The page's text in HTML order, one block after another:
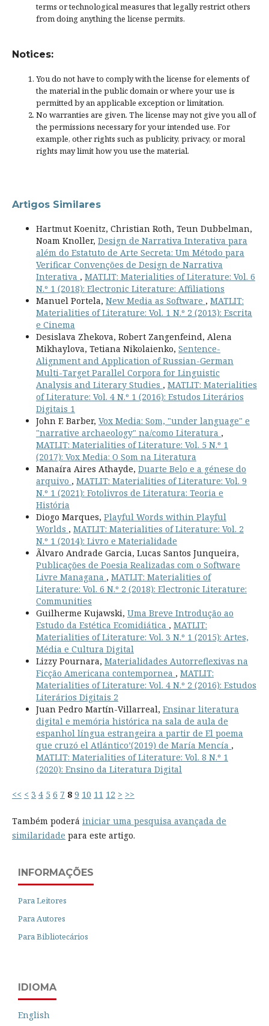
terms ortechnological measuresthat legally restrict others
from doing anything the license permits.
Notices:
You do not have to comply with the license for elements of
the material in the public domain or where your use is
permitted by an applicable exception or limitation.
No warranties are given. The license may not give you all of
the permissions necessary for your intended use. For
example, other rights such as publicity, privacy, or moral
rights may limit how you use the material.
Artigos Similares
Hartmut Koenitz, Christian Roth, Teun Dubbelman,
Noam Knoller, Design de Narrativa Interativa para
além do Estatuto de Arte Secreta: Um Método para
Verificar Convenções de Design de Narrativa
Interativa , MATLIT: Materialities of Literature: Vol. 6
N.º 1 (2018): Electronic Literature: Affiliations
Manuel Portela, New Media as Software , MATLIT:
Materialities of Literature: Vol. 1 N.º 2 (2013): Escrita
e Cinema
Desislava Zhekova, Robert Zangenfeind, Alena
Mikhaylova, Tetiana Nikolaienko, Sentence-
Alignment and Application of Russian-German
Multi-Target Parallel Corpora for Linguistic
Analysis and Literary Studies , MATLIT: Materialities
of Literature: Vol. 4 N.º 1 (2016): Estudos Literários
Digitais 1
John F. Barber, Vox Media: Som, "under language" e
"narrative archaeology" na/como Literatura ,
MATLIT: Materialities of Literature: Vol. 5 N.º 1
(2017): Vox Media: O Som na Literatura
Manaíra Aires Athayde, Duarte Belo e a génese do
arquivo , MATLIT: Materialities of Literature: Vol. 9
N.º 1 (2021): Fotolivros de Literatura: Teoria e
História
Diogo Marques, Playful Words within Playful
Worlds , MATLIT: Materialities of Literature: Vol. 2
N.º 1 (2014): Livro e Materialidade
Ãlvaro Andrade Garcia, Lucas Santos Junqueira,
Publicações de Poesia Realizadas com o Software
Livre Managana , MATLIT: Materialities of
Literature: Vol. 6 N.º 2 (2018): Electronic Literature:
Communities
Guilherme Kujawski, Uma Breve Introdução ao
Estudo da Estética Ecomidiática , MATLIT:
Materialities of Literature: Vol. 3 N.º 1 (2015): Artes,
Média e Cultura Digital
Lizzy Pournara, Materialidades Autorreflexivas na
Ficção Americana contempornea , MATLIT:
Materialities of Literature: Vol. 4 N.º 2 (2016): Estudos
Literários Digitais 2
Juan Pedro Martín-Villarreal, Ensinar literatura
digital e memória histórica na sala de aula de
espanhol língua estrangeira a partir de El poema
que cruzó el Atlántico’(2019) de María Mencía ,
MATLIT: Materialities of Literature: Vol. 8 N.º 1
(2020): Ensino da Literatura Digital
<< < 3 4 5 6 7 8 9 10 11 12 > >>
Também poderá iniciar uma pesquisa avançada de
similaridade para este artigo.
INFORMAÇÕES
Para Leitores
Para Autores
Para Bibliotecários
IDIOMA
English